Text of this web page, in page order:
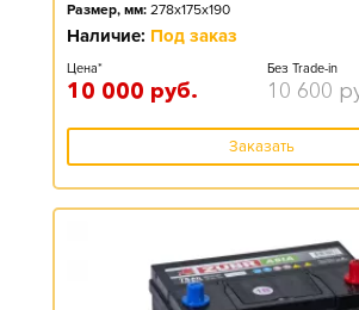
Размер, мм: 278x175x190
Наличие: Под заказ
Цена*
10 000 руб.
Без Trade-in
10 600
Заказать